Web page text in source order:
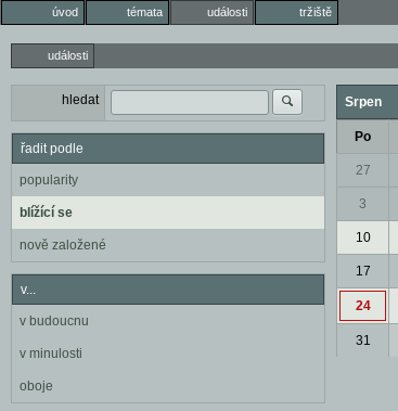
úvod témata události tržiště
události
hledat
řadit podle
popularity
blížící se
nově založené
v...
v budoucnu
v minulosti
oboje
Srpen
Po
27
3
10
17
24
31